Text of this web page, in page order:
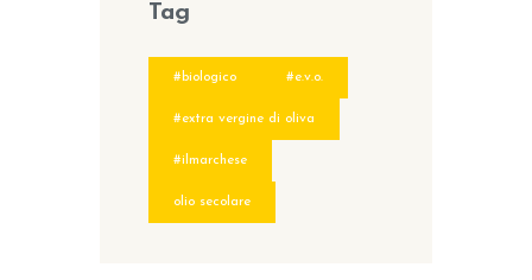
Tag
#biologico #e.v.o.
#extra vergine di oliva
#ilmarchese
olio secolare